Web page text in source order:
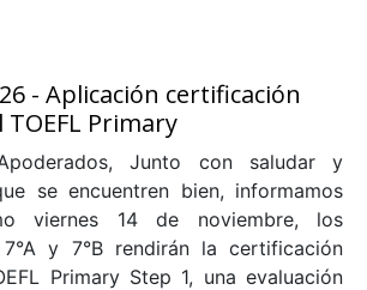
- Aplicación certificación
Primary
Junto con saludar y
se encuentren bien, informamos
viernes 14 de noviembre, los
y 7°B rendirán la certificación
Primary Step 1, una evaluación